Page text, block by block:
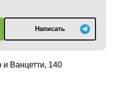
Написать
и Ванцетти, 140